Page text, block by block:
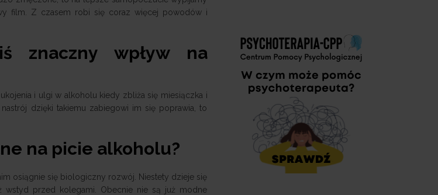
film. Z czasem robi się coraz więcej powodów i
znaczny wpływ na
i ulgi w alkoholu kiedy zbliża się miesiączka i
dzięki takiemu zabiegowi im się poprawia, to
na picie alkoholu?
osiągnie się biologiczny rozwój. Niestety dzieje się
przed kolegami. Obecnie nie są już modne